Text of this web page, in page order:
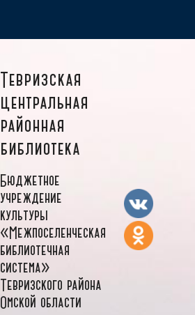
Тевризская
центральная
районная
библиотека
Бюджетное
учреждение
культуры
«Межпоселенческая
библиотечная
система»
Тевризского района
Омской области